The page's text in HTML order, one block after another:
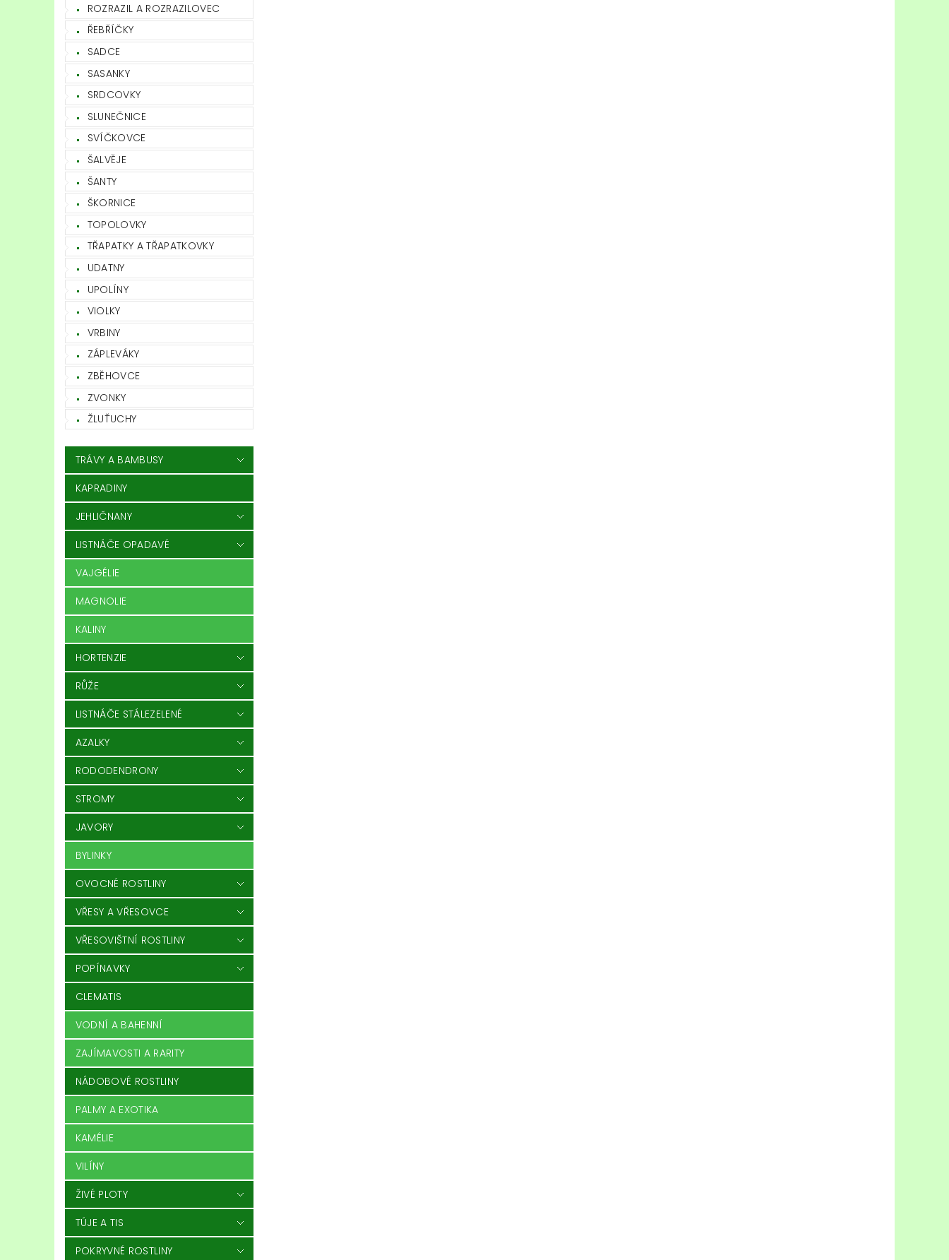
ROZRAZIL A ROZRAZILOVEC
ŘEBŘÍČKY
SADCE
SASANKY
SRDCOVKY
SLUNEČNICE
SVÍČKOVCE
ŠALVĚJE
ŠANTY
ŠKORNICE
TOPOLOVKY
TŘAPATKY A TŘAPATKOVKY
UDATNY
UPOLÍNY
VIOLKY
VRBINY
ZÁPLEVÁKY
ZBĚHOVCE
ZVONKY
ŽLUŤUCHY
TRÁVY A BAMBUSY
KAPRADINY
JEHLIČNANY
LISTNÁČE OPADAVÉ
VAJGÉLIE
MAGNOLIE
KALINY
HORTENZIE
RŮŽE
LISTNÁČE STÁLEZELENÉ
AZALKY
RODODENDRONY
STROMY
JAVORY
BYLINKY
OVOCNÉ ROSTLINY
VŘESY A VŘESOVCE
VŘESOVIŠTNÍ ROSTLINY
POPÍNAVKY
CLEMATIS
VODNÍ A BAHENNÍ
ZAJÍMAVOSTI A RARITY
NÁDOBOVÉ ROSTLINY
PALMY A EXOTIKA
KAMÉLIE
VILÍNY
ŽIVÉ PLOTY
TÚJE A TIS
POKRYVNÉ ROSTLINY